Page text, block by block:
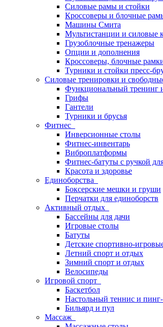
Силовые рамы и стойки
Кроссоверы и блочные
Машины Смита
Мультистанции и силовые
Грузоблочные тренажеры
Опции и дополнения
Кроссоверы, блочные
Турники и стойки пресс-
Силовые тренировки и
Функциональный тренинг
Грифы
Гантели
Турники и брусья
Фитнес
Инверсионные столы
Фитнес-инвентарь
Виброплатформы
Фитнес-батуты с ручкой
Красота и здоровье
Единоборства
Боксерские мешки и груши
Перчатки для единоборств
Активный отдых
Бассейны для дачи
Игровые столы
Батуты
Детские спортивно-
Летний спорт и отдых
Зимний спорт и отдых
Велосипеды
Игровой спорт
Баскетбол
Настольный теннис и
Бильярд и пул
Массаж